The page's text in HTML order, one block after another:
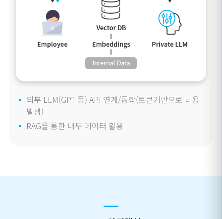
외부 LLM(GPT 등) API 연계/통합(토큰기반으로 비용
발생)
RAG를 통한 내부 데이터 활용